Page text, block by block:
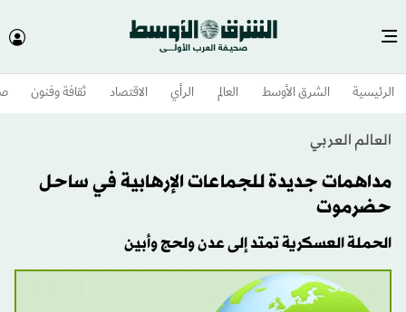
الرئيسية الشرق الأوسط​ العالم الرأي الاقتصاد ثقافة وفنون
العالم العربي
مداهمات جديدة للجماعات الإرهابية في ساحل
حضرموت
الحملة العسكرية تمتد إلى عدن ولحج وأبين